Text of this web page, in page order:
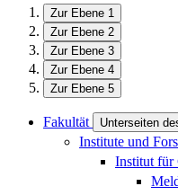
Zur Ebene 1
Zur Ebene 2
Zur Ebene 3
Zur Ebene 4
Zur Ebene 5
Fakultät Unterseiten
Institute und
Institut für